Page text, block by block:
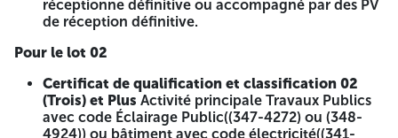
Projet Lot
travaux
d'amélioration
urbaine de la
route reliant
travaux publics
avec activité
secondaire
hydraulique ou
réceptionne définitive ou accompagné par des PV
de réception définitive.
Pour le lot 02
Certificat de qualification et classification 02
(Trois) et Plus Activité principale Travaux Publics
avec code Éclairage Public((347-4272) ou (348-
4924)) ou bâtiment avec code électricité((341-